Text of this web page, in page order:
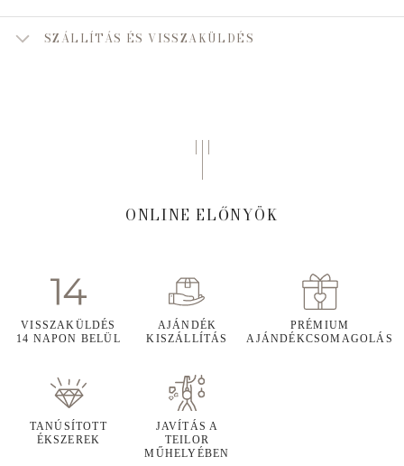
SZÁLLÍTÁS ÉS VISSZAKÜLDÉS
ONLINE ELŐNYÖK
VISSZAKÜLDÉS
14 NAPON BELÜL
AJÁNDÉK
KISZÁLLÍTÁS
PRÉMIUM
AJÁNDÉKCSOMAGOLÁS
TANÚSÍTOTT
ÉKSZEREK
JAVÍTÁS A
TEILOR
MŰHELYÉBEN